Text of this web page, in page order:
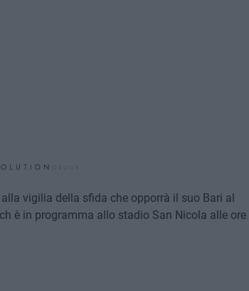
vigilia della sfida che opporrà il suo Bari al
è in programma allo stadio San Nicola alle ore